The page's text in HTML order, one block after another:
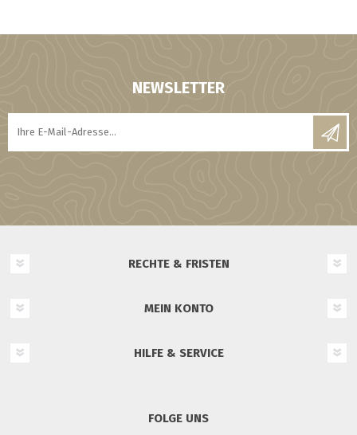
NEWSLETTER
RECHTE & FRISTEN
MEIN KONTO
HILFE & SERVICE
FOLGE UNS